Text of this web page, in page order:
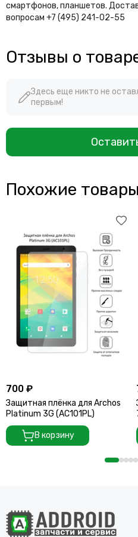
смартфонов, планшетов.
вопросам +7 (495) 241-02-55
Отзывы о
Здесь еще никто не
первым!
Похожие товары
700 ₽
Защитная плёнка для Archos
Platinum 3G (AC101PL)
В корзину